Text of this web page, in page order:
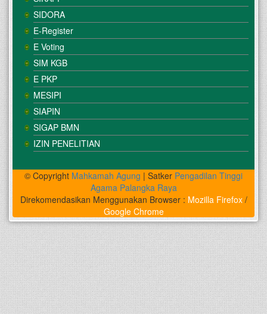
SIDORA
E-Register
E Voting
SIM KGB
E PKP
MESIPI
SIAPIN
SIGAP BMN
IZIN PENELITIAN
© Copyright Mahkamah Agung | Satker Pengadilan Tinggi
Agama Palangka Raya
Direkomendasikan Menggunakan Browser : Mozilla Firefox/
Google Chrome